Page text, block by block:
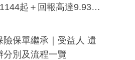
起＋回報高達9.93
險保單繼承｜受益人 遺
分別及流程一覽